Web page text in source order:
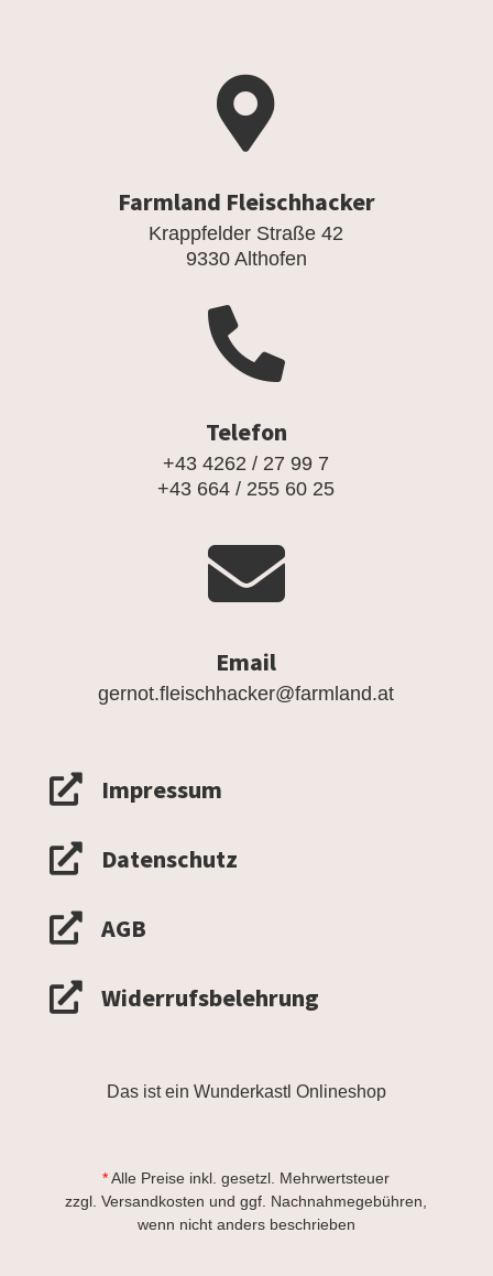

Farmland Fleischhacker
Krappfelder Straße 42
9330 Althofen

Telefon
+43 4262 / 27 99 7
+43 664 / 255 60 25

Email
gernot.fleischhacker@farmland.at
 Impressum
 Datenschutz
 AGB
 Widerrufsbelehrung
Das ist ein Wunderkastl Onlineshop
*Alle Preise inkl. gesetzl. Mehrwertsteuer
zzgl.Versandkosten und ggf. Nachnahmegebühren,
wenn nicht anders beschrieben